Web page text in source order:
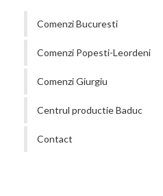
Comenzi Bucuresti
Comenzi Popesti-Leordeni
Comenzi Giurgiu
Centrul productie Baduc
Contact